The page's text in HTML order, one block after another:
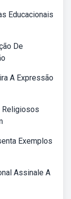
Educacionais
De
A Expressão
Religiosos
Exemplos
Assinale A